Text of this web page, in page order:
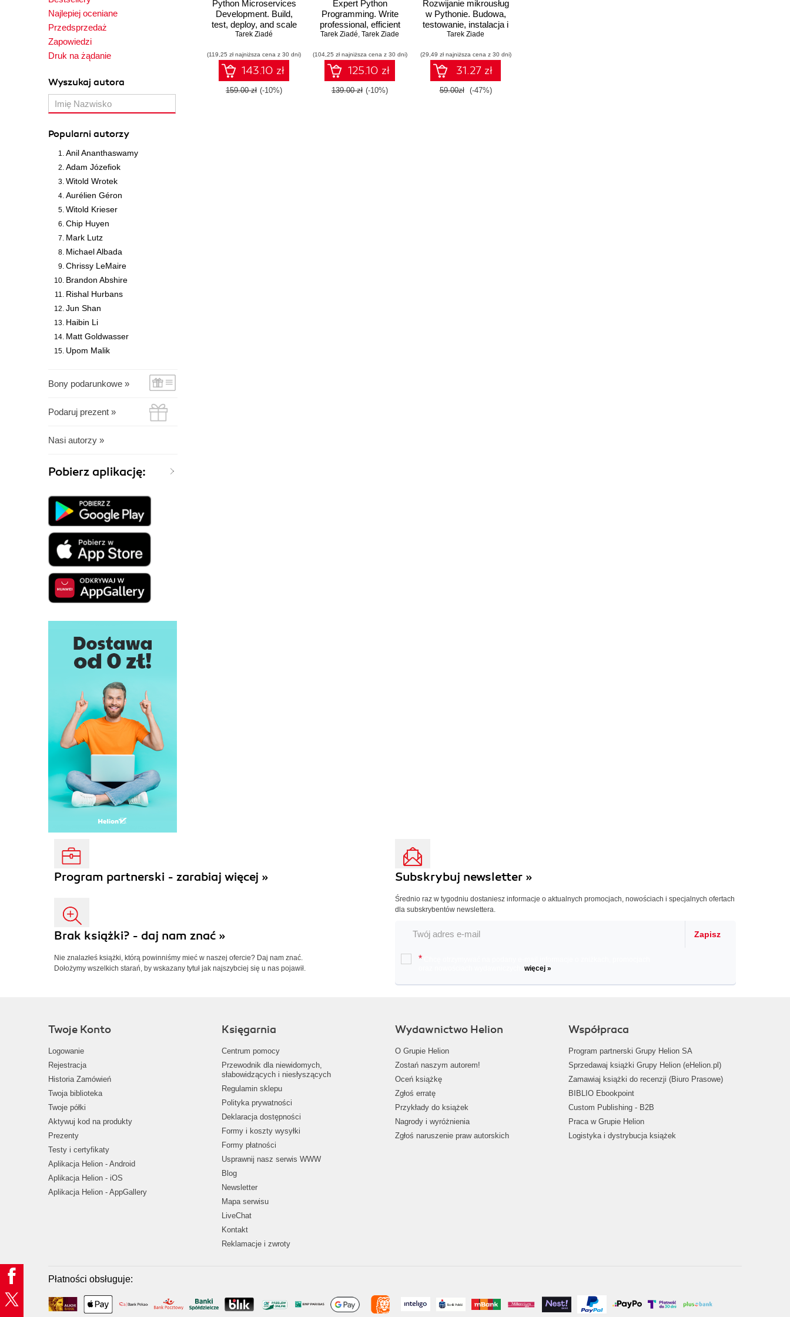
Najlepiej oceniane
Przedsprzedaż
Zapowiedzi
Druk na żądanie
Wyszukaj autora
Popularni autorzy
Anil Ananthaswamy
Adam Józefiok
Witold Wrotek
Aurélien Géron
Witold Krieser
Chip Huyen
Mark Lutz
Michael Albada
Chrissy LeMaire
Brandon Abshire
Rishal Hurbans
Jun Shan
Haibin Li
Matt Goldwasser
Upom Malik
Bony podarunkowe »
Podaruj prezent »
Nasi autorzy »
Pobierz aplikację:
Python Microservices
Development. Build,
test, deploy, and scale
microservices in
Tarek Ziadé
(119,25 zł najniższa cena z 30 dni)
143.10 zł
159.00 zł (-10%)
Expert Python
Programming. Write
professional, efficient
and maintainable code
Edition
Tarek Ziadé, Tarek Ziade
(104,25 zł najniższa cena z 30 dni)
125.10 zł
139.00 zł (-10%)
Rozwijanie mikrousług
w Pythonie. Budowa,
testowanie, instalacja i
skalowanie
Tarek Ziade
(29,49 zł najniższa cena z 30 dni)
31.27 zł
59.00zł (-47%)
Program partnerski - zarabiaj więcej »
Brak książki? - daj nam znać »
Nie znalazłeś książki, którą powinniśmy mieć w naszej ofercie? Daj nam znać.
Dołożymy wszelkich starań, by wskazany tytuł jak najszybciej się u nas pojawił.
Subskrybuj newsletter »
Średnio raz w tygodniu dostaniesz informacje o aktualnych promocjach, nowościach i specjalnych ofertach
dla subskrybentów newslettera.
Zapisz
*
więcej »
Twoje Konto
Logowanie
Rejestracja
Historia Zamówień
Twoja biblioteka
Twoje półki
Aktywuj kod na produkty
Prezenty
Testy i certyfikaty
Aplikacja Helion - Android
Aplikacja Helion - iOS
Aplikacja Helion - AppGallery
Księgarnia
Centrum pomocy
Przewodnik dla niewidomych,
słabowidzących i niesłyszących
Regulamin sklepu
Polityka prywatności
Deklaracja dostępności
Formy i koszty wysyłki
Formy płatności
Usprawnij nasz serwis WWW
Blog
Newsletter
Mapa serwisu
LiveChat
Kontakt
Reklamacje i zwroty
Wydawnictwo Helion
O Grupie Helion
Zostań naszym autorem!
Oceń książkę
Zgłoś erratę
Przykłady do książek
Nagrody i wyróżnienia
Zgłoś naruszenie praw autorskich
Współpraca
Program partnerski Grupy Helion SA
Sprzedawaj książki Grupy Helion (eHelion.pl)
Zamawiaj książki do recenzji (Biuro Prasowe)
BIBLIO Ebookpoint
Custom Publishing - B2B
Praca w Grupie Helion
Logistyka i dystrybucja książek
Płatności obsługuje: